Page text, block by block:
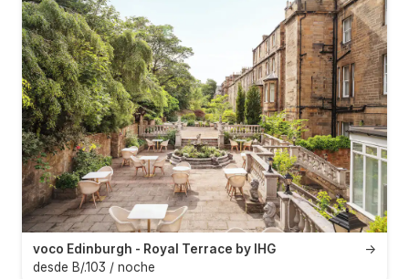
→
voco Edinburgh - Royal Terrace by IHG
desde B/.103 / noche